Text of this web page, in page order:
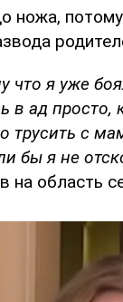
ножа,
что я уже
ад просто,
трусить с
бы я не
на область